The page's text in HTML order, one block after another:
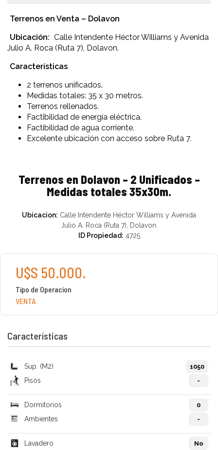
Terrenos en Venta – Dolavon
Ubicación: Calle Intendente Héctor Williams y Avenida
Julio A. Roca (Ruta 7), Dolavon.
Características
2 terrenos unificados.
Medidas totales: 35 x 30 metros.
Terrenos rellenados.
Factibilidad de energía eléctrica.
Factibilidad de agua corriente.
Excelente ubicación con acceso sobre Ruta 7.
Terrenos en Dolavon – 2 Unificados –
Medidas totales 35x30m.
Ubicacion: Calle Intendente Héctor Williams y Avenida
Julio A. Roca (Ruta 7), Dolavon.
ID Propiedad: 4725
U$S 50.000.
Tipo de Operacion
VENTA
Características
Sup. (M2) 1050
Pisos -
Dormitorios 0
Ambientes -
Lavadero No